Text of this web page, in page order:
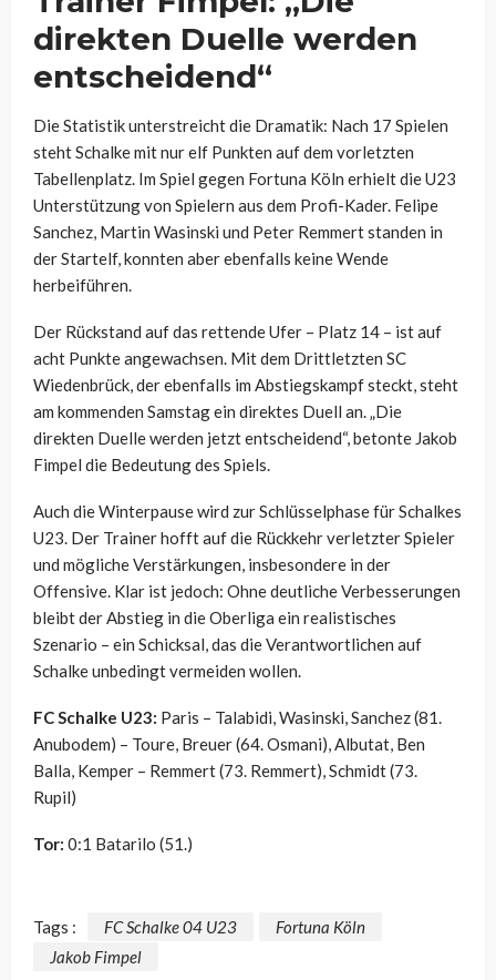
direkten Duelle werden
entscheidend“
Die Statistik unterstreicht die Dramatik: Nach 17 Spielen
steht Schalke mit nur elf Punkten auf dem vorletzten
Tabellenplatz. Im Spiel gegen Fortuna Köln erhielt die U23
Unterstützung von Spielern aus dem Profi-Kader. Felipe
Sanchez, Martin Wasinski und Peter Remmert standen in
der Startelf, konnten aber ebenfalls keine Wende
herbeiführen.
Der Rückstand auf das rettende Ufer – Platz 14 – ist auf
acht Punkte angewachsen. Mit dem Drittletzten SC
Wiedenbrück, der ebenfalls im Abstiegskampf steckt, steht
am kommenden Samstag ein direktes Duell an. „Die
direkten Duelle werden jetzt entscheidend“, betonte Jakob
Fimpel die Bedeutung des Spiels.
Auch die Winterpause wird zur Schlüsselphase für Schalkes
U23. Der Trainer hofft auf die Rückkehr verletzter Spieler
und mögliche Verstärkungen, insbesondere in der
Offensive. Klar ist jedoch: Ohne deutliche Verbesserungen
bleibt der Abstieg in die Oberliga ein realistisches
Szenario – ein Schicksal, das die Verantwortlichen auf
Schalke unbedingt vermeiden wollen.
FC Schalke U23: Paris – Talabidi, Wasinski, Sanchez (81.
Anubodem) – Toure, Breuer (64. Osmani), Albutat, Ben
Balla, Kemper – Remmert (73. Remmert), Schmidt (73.
Rupil)
Tor: 0:1 Batarilo (51.)
Tags : FC Schalke 04 U23
Fortuna Köln
Jakob Fimpel